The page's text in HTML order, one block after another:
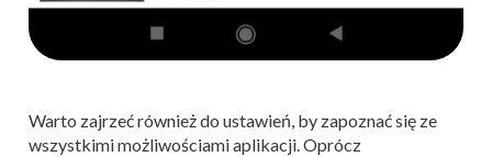
Warto zajrzeć również do ustawień, by zapoznać się ze
wszystkimi możliwościami aplikacji. Oprócz